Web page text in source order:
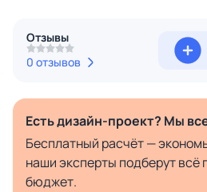
Отзывы
0 отзывов
Есть дизайн-проект? Мы
Бесплатный расчёт —
наши эксперты подберут всё
бюджет.